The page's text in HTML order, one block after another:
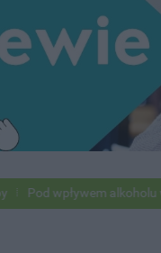
wpływem alkoholu